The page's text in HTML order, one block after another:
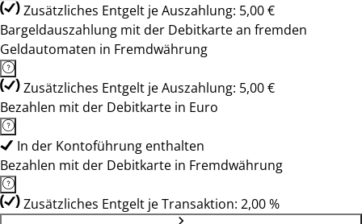
Zusätzliches Entgelt je Auszahlung: 5,00 €
Bargeldauszahlung mit der Debitkarte an fremden
Geldautomaten in Fremdwährung
Zusätzliches Entgelt je Auszahlung: 5,00 €
Bezahlen mit der Debitkarte in Euro
In der Kontoführung enthalten
Bezahlen mit der Debitkarte in Fremdwährung
Zusätzliches Entgelt je Transaktion: 2,00 %